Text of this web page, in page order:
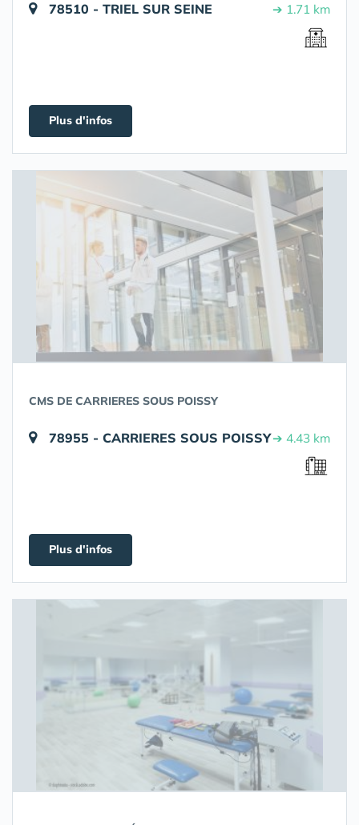
78510 - TRIEL SUR SEINE ➔ 1.71 km
Plus d'infos
CMS DE CARRIERES SOUS POISSY
78955 - CARRIERES SOUS POISSY➔ 4.43 km
Plus d'infos